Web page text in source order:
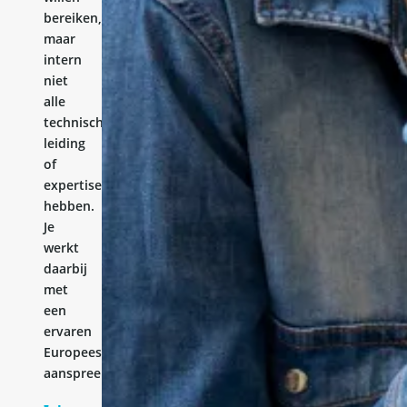
bereiken,
maar
intern
niet
alle
technische
leiding
of
expertise
hebben.
Je
werkt
daarbij
met
een
ervaren
Europees
aanspreekpunt.